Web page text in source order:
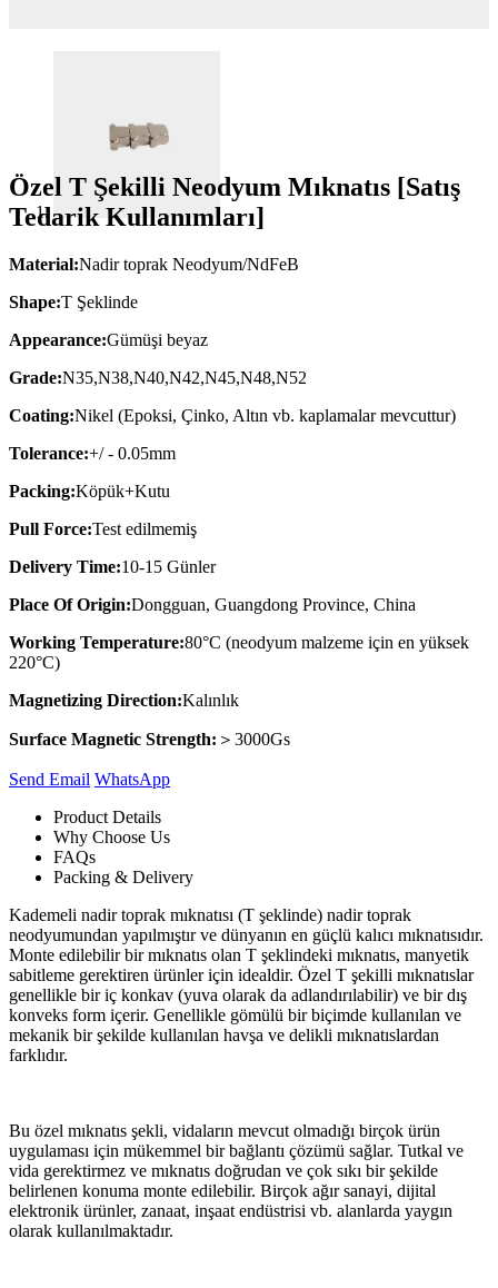
Özel T Şekilli Neodyum Mıknatıs [Satış
Tedarik Kullanımları]
Material:Nadir toprak Neodyum/NdFeB
Shape:T Şeklinde
Appearance:Gümüşi beyaz
Grade:N35,N38,N40,N42,N45,N48,N52
Coating:Nikel (Epoksi, Çinko, Altın vb. kaplamalar mevcuttur)
Tolerance:+/ - 0.05mm
Packing:Köpük+Kutu
Pull Force:Test edilmemiş
Delivery Time:10-15 Günler
Place Of Origin:Dongguan, Guangdong Province, China
Working Temperature:80°C (neodyum malzeme için en yüksek
220°C)
Magnetizing Direction:Kalınlık
Surface Magnetic Strength: ＞3000Gs
Send Email Whats​App
Product Details
Why Choose Us
FAQs
Packing & Delivery
Kademeli nadir toprak mıknatısı (T şeklinde) nadir toprak
neodyumundan yapılmıştır ve dünyanın en güçlü kalıcı mıknatısıdır.
Monte edilebilir bir mıknatıs olan T şeklindeki mıknatıs, manyetik
sabitleme gerektiren ürünler için idealdir. Özel T şekilli mıknatıslar
genellikle bir iç konkav (yuva olarak da adlandırılabilir) ve bir dış
konveks form içerir. Genellikle gömülü bir biçimde kullanılan ve
mekanik bir şekilde kullanılan havşa ve delikli mıknatıslardan
farklıdır.
Bu özel mıknatıs şekli, vidaların mevcut olmadığı birçok ürün
uygulaması için mükemmel bir bağlantı çözümü sağlar. Tutkal ve
vida gerektirmez ve mıknatıs doğrudan ve çok sıkı bir şekilde
belirlenen konuma monte edilebilir. Birçok ağır sanayi, dijital
elektronik ürünler, zanaat, inşaat endüstrisi vb. alanlarda yaygın
olarak kullanılmaktadır.